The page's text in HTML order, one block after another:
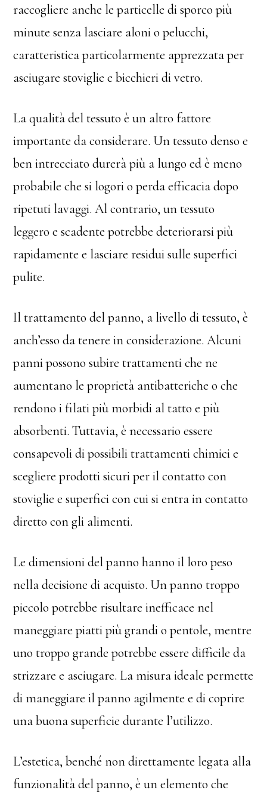
raccogliere anche le particelle di sporco più
minute senza lasciare aloni o pelucchi,
caratteristica particolarmente apprezzata per
asciugare stoviglie e bicchieri di vetro.
La qualità del tessuto è un altro fattore
importante da considerare. Un tessuto denso e
ben intrecciato durerà più a lungo ed è meno
probabile che si logori o perda efficacia dopo
ripetuti lavaggi. Al contrario, un tessuto
leggero e scadente potrebbe deteriorarsi più
rapidamente e lasciare residui sulle superfici
pulite.
Il trattamento del panno, a livello di tessuto, è
anch’esso da tenere in considerazione. Alcuni
panni possono subire trattamenti che ne
aumentano le proprietà antibatteriche o che
rendono i filati più morbidi al tatto e più
absorbenti. Tuttavia, è necessario essere
consapevoli di possibili trattamenti chimici e
scegliere prodotti sicuri per il contatto con
stoviglie e superfici con cui si entra in contatto
diretto con gli alimenti.
Le dimensioni del panno hanno il loro peso
nella decisione di acquisto. Un panno troppo
piccolo potrebbe risultare inefficace nel
maneggiare piatti più grandi o pentole, mentre
uno troppo grande potrebbe essere difficile da
strizzare e asciugare. La misura ideale permette
di maneggiare il panno agilmente e di coprire
una buona superficie durante l’utilizzo.
L’estetica, benché non direttamente legata alla
funzionalità del panno, è un elemento che